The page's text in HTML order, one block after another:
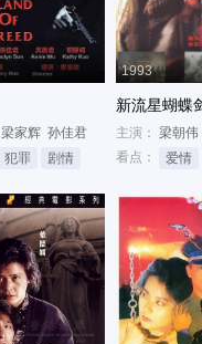
梁家辉 孙佳君
犯罪 剧情
1993
新流星蝴蝶
主演： 梁朝伟
看点：
爱情